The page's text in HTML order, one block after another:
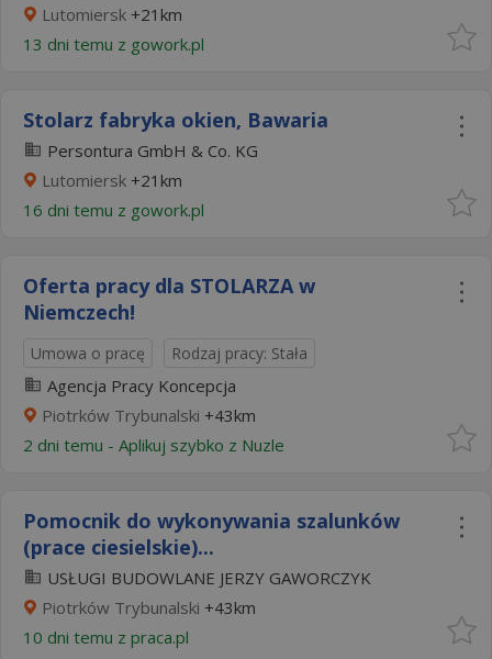
Lutomiersk +21km
13 dni temu z gowork.pl
Stolarz fabryka okien, Bawaria
Persontura GmbH & Co. KG
Lutomiersk +21km
16 dni temu z gowork.pl
Oferta pracy dla STOLARZA w
Niemczech!
Umowa o pracę Rodzaj pracy: Stała
Agencja Pracy Koncepcja
Piotrków Trybunalski +43km
2 dni temu - Aplikuj szybko z Nuzle
Pomocnik do wykonywania szalunków
(prace ciesielskie)...
USŁUGI BUDOWLANE JERZY GAWORCZYK
Piotrków Trybunalski +43km
10 dni temu z praca.pl